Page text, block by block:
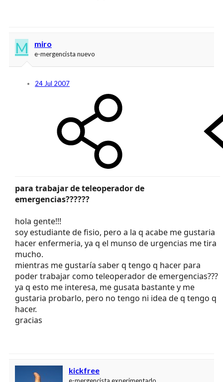
M miro
e-mergencista nuevo
24 Jul 2007
para trabajar de teleoperador de
emergencias??????
hola gente!!!
soy estudiante de fisio, pero a la q acabe me gustaria
hacer enfermeria, ya q el munso de urgencias me tira
mucho.
mientras me gustaría saber q tengo q hacer para
poder trabajar como teleoperador de emergencias???
ya q esto me interesa, me gusata bastante y me
gustaria probarlo, pero no tengo ni idea de q tengo q
hacer.
gracias
kickfree